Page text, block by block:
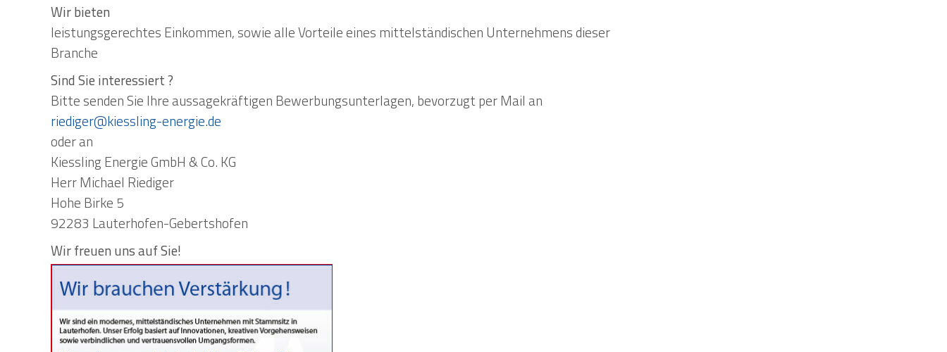
Wir bieten
leistungsgerechtes Einkommen, sowie alle Vorteile eines mittelständischen Unternehmens dieser
Branche
Sind Sie interessiert ?
Bitte senden Sie Ihre aussagekräftigen Bewerbungsunterlagen, bevorzugt per Mail an
riediger@kiessling-energie.de
oder an
Kiessling Energie GmbH & Co. KG
Herr Michael Riediger
Hohe Birke 5
92283 Lauterhofen-Gebertshofen
Wir freuen uns auf Sie!